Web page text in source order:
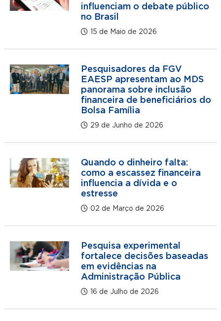
influenciam o debate público
no Brasil
15 de Maio de 2026
Pesquisadores da FGV
EAESP apresentam ao MDS
panorama sobre inclusão
financeira de beneficiários do
Bolsa Família
29 de Junho de 2026
Quando o dinheiro falta:
como a escassez financeira
influencia a dívida e o
estresse
02 de Março de 2026
Pesquisa experimental
fortalece decisões baseadas
em evidências na
Administração Pública
16 de Julho de 2026